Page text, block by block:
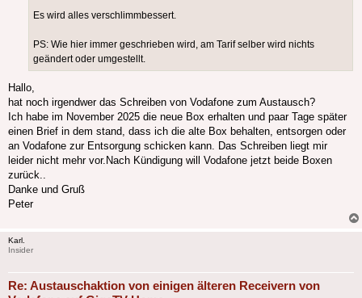
Es wird alles verschlimmbessert.
PS: Wie hier immer geschrieben wird, am Tarif selber wird nichts
geändert oder umgestellt.
Hallo,
hat noch irgendwer das Schreiben von Vodafone zum Austausch?
Ich habe im November 2025 die neue Box erhalten und paar Tage später
einen Brief in dem stand, dass ich die alte Box behalten, entsorgen oder
an Vodafone zur Entsorgung schicken kann. Das Schreiben liegt mir
leider nicht mehr vor.Nach Kündigung will Vodafone jetzt beide Boxen
zurück..
Danke und Gruß
Peter
Karl.
Insider
Re: Austauschaktion von einigen älteren Receivern von